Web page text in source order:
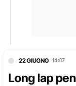
22 GIUGNO 14:07
Long lap